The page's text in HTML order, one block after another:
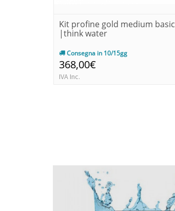
Kit profine gold medium basic
|think water
Consegna in 10/15gg
368,00€
IVA Inc.